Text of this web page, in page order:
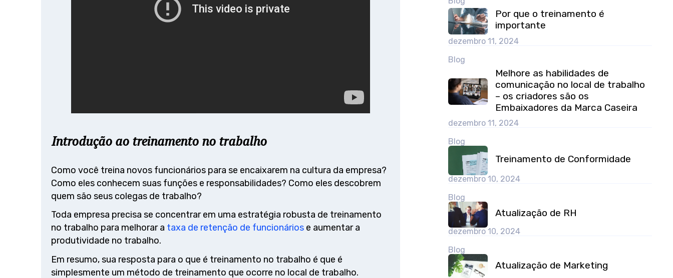
Por que o treinamento é
importante
dezembro 11, 2024
Blog
Melhore as habilidades de
comunicação no local de trabalho
– os criadores são os
Embaixadores da Marca Caseira
dezembro 11, 2024
Blog
Treinamento de Conformidade
dezembro 10, 2024
Blog
Atualização de RH
dezembro 10, 2024
Blog
Atualização de Marketing
Introdução ao treinamento no trabalho
Como você treina novos funcionários para se encaixarem na cultura da empresa?
Como eles conhecem suas funções e responsabilidades? Como eles descobrem
quem são seus colegas de trabalho?
Toda empresa precisa se concentrar em uma estratégia robusta de treinamento
no trabalho para melhorar a taxa de retenção de funcionários e aumentar a
produtividade no trabalho.
Em resumo, sua resposta para o que é treinamento no trabalho é que é
simplesmente um método de treinamento que ocorre no local de trabalho.